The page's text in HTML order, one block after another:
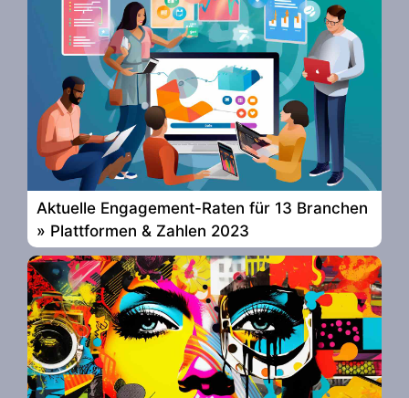
Aktuelle Engagement-Raten für 13 Branchen
» Plattformen & Zahlen 2023